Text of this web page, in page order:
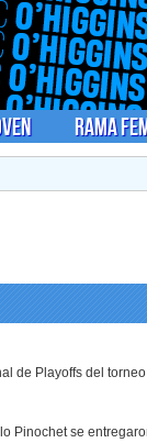
Rama
de Playoffs del
Pinochet se